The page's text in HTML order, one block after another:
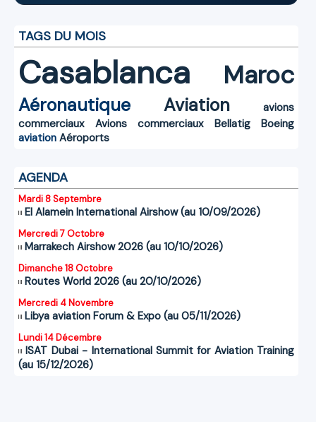
TAGS DU MOIS
Casablanca Maroc
Aéronautique Aviation
avions
commerciaux
Avions commerciaux Bellatig
Boeing
aviation Aéroports
AGENDA
Mardi 8 Septembre
El Alamein International Airshow (au 10/09/2026)
Mercredi 7 Octobre
Marrakech Airshow 2026 (au 10/10/2026)
Dimanche 18 Octobre
Routes World 2026 (au 20/10/2026)
Mercredi 4 Novembre
Libya aviation Forum & Expo (au 05/11/2026)
Lundi 14 Décembre
ISAT Dubai - International Summit for Aviation Training
(au 15/12/2026)